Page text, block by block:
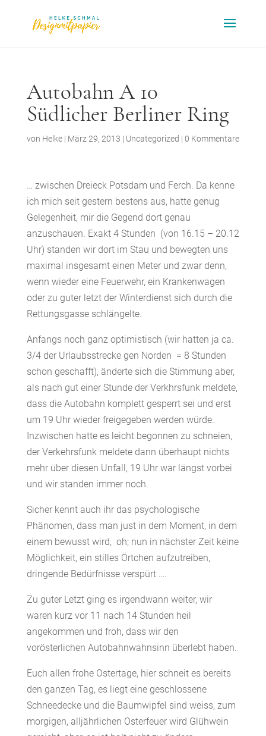
Autobahn A 10
Südlicher Berliner Ring
von Helke| März 29, 2013 | Uncategorized | 0 Kommentare
… zwischen Dreieck Potsdam und Ferch. Da kenne
ich mich seit gestern bestens aus, hatte genug
Gelegenheit, mir die Gegend dort genau
anzuschauen. Exakt 4 Stunden (von 16.15 – 20.12
Uhr) standen wir dort im Stau und bewegten uns
maximal insgesamt einen Meter und zwar denn,
wenn wieder eine Feuerwehr, ein Krankenwagen
oder zu guter letzt der Winterdienst sich durch die
Rettungsgasse schlängelte.
Anfangs noch ganz optimistisch (wir hatten ja ca.
3/4 der Urlaubsstrecke gen Norden = 8 Stunden
schon geschafft), änderte sich die Stimmung aber,
als nach gut einer Stunde der Verkhrsfunk meldete,
dass die Autobahn komplett gesperrt sei und erst
um 19 Uhr wieder freigegeben werden würde.
Inzwischen hatte es leicht begonnen zu schneien,
der Verkehrsfunk meldete dann überhaupt nichts
mehr über diesen Unfall, 19 Uhr war längst vorbei
und wir standen immer noch.
Sicher kennt auch ihr das psychologische
Phänomen, dass man just in dem Moment, in dem
einem bewusst wird, oh; nun in nächster Zeit keine
Möglichkeit, ein stilles Örtchen aufzutreiben,
dringende Bedürfnisse verspürt ….
Zu guter Letzt ging es irgendwann weiter, wir
waren kurz vor 11 nach 14 Stunden heil
angekommen und froh, dass wir den
vorösterlichen Autobahnwahnsinn überlebt haben.
Euch allen frohe Ostertage, hier schneit es bereits
den ganzen Tag, es liegt eine geschlossene
Schneedecke und die Baumwipfel sind weiss, zum
morgigen, alljährlichen Osterfeuer wird Glühwein